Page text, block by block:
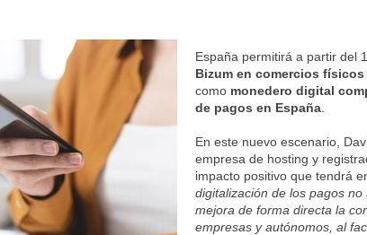
España permitirá a partir del
Bizum en comercios físicos
como monedero digital
de pagos en España
En este nuevo escenario,
empresa de hosting y
impacto positivo que tendrá
digitalización de los pagos
mejora de forma directa la
empresas y autónomos, al